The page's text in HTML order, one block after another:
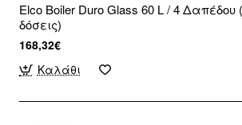
Elco Boiler Duro Glass 60 L / 4 Δαπέδου
δόσεις)
168,32€
Καλάθι